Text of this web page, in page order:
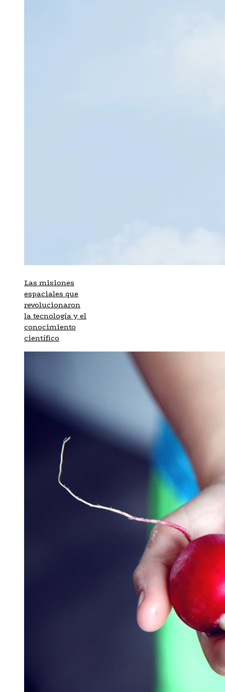
Las misiones
espaciales que
revolucionaron
la tecnología y el
conocimiento
científico